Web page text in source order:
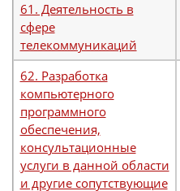
61. Деятельность в
сфере
телекоммуникаций
62. Разработка
компьютерного
программного
обеспечения,
консультационные
услуги в данной области
и другие сопутствующие